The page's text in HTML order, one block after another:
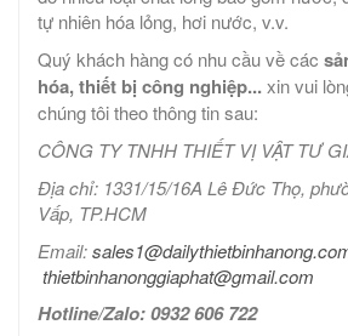
tự nhiên hóa lỏng, hơi nước, v.v.
Quý khách hàng có nhu cầu về các
hóa, thiết bị công nghiệp...xin vui
chúng tôi theo thông tin sau:
CÔNG TY TNHH THIẾT VỊ VẬT TƯ
Địa chỉ: 1331/15/16A Lê Đức Thọ,
Vấp, TP.HCM
Email:
thietbinhanonggiaphat@gmail.com
Hotline/Zalo: 0932 606 722